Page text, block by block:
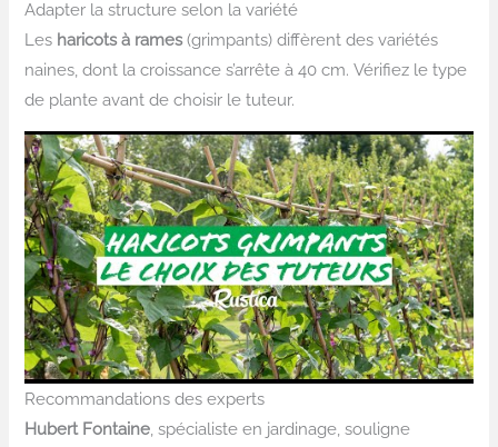
Adapter la structure selon la variété
Les haricots à rames(grimpants) diffèrent des variétés
naines, dont la croissance s’arrête à 40 cm. Vérifiez le type
de plante avant de choisir le tuteur.
Recommandations des experts
Hubert Fontaine , spécialiste en jardinage, souligne